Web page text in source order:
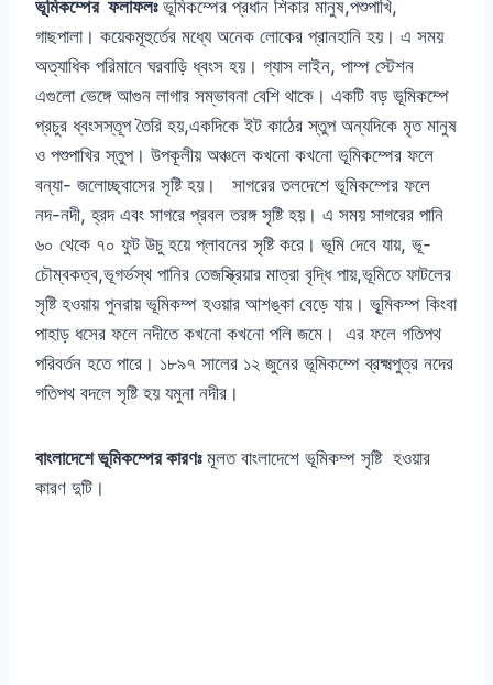
ভূমিকম্পের ফলাফলঃভূমিকম্পের প্রধান শিকার মানুষ,পশুপাখি,
গাছপালা। কয়েকমূহুর্তের মধ্যে অনেক লোকের প্রানহানি হয়। এ সময়
অত্যাধিক পরিমানে ঘরবাড়ি ধ্বংস হয়। গ্যাস লাইন, পাম্প স্টেশন
এগুলো ভেঙ্গে আগুন লাগার সম্ভাবনা বেশি থাকে। একটি বড় ভূমিকম্পে
প্রচুর ধ্বংসস্তূপ তৈরি হয়,একদিকে ইট কাঠের স্তুপ অন্যদিকে মৃত মানুষ
ও পশুপাখির স্তুপ। উপকূলীয় অঞ্চলে কখনো কখনো ভূমিকম্পের ফলে
বন্যা- জলোচ্ছ্বাসের সৃষ্টি হয়। সাগরের তলদেশে ভূমিকম্পের ফলে
নদ-নদী, হ্রদ এবং সাগরে প্রবল তরঙ্গ সৃষ্টি হয়। এ সময় সাগরের পানি
৬০ থেকে ৭০ ফুট উচু হয়ে প্লাবনের সৃষ্টি করে। ভূমি দেবে যায়, ভূ-
চৌম্বকত্ব,ভূগর্ভস্থ পানির তেজস্ক্রিয়ার মাত্রা বৃদ্ধি পায়,ভূমিতে ফাটলের
সৃষ্টি হওয়ায় পুনরায় ভূমিকম্প হওয়ার আশঙ্কা বেড়ে যায়। ভূৃমিকম্প কিংবা
পাহাড় ধসের ফলে নদীতে কখনো কখনো পলি জমে। এর ফলে গতিপথ
পরিবর্তন হতে পারে। ১৮৯৭ সালের ১২ জুনের ভূমিকম্পে ব্রক্ষ্মপুত্র নদের
গতিপথ বদলে সৃষ্টি হয় যমুনা নদীর।
বাংলাদেশেভূমিকম্পের কারণঃমূলত বাংলাদেশে ভূমিকম্প সৃষ্টি হওয়ার
কারণ দুটি।